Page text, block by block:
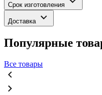
Срок изготовления
Доставка
Популярные
Все товары